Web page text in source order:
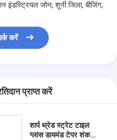
इंडस्ट्रियल जोन, शुनी जिला, बीजिंग,
करें
प्राप्त करें
शार्प थ्रेड स्ट्रेट टाइल
ग्लास डायमंड टेपर शंक